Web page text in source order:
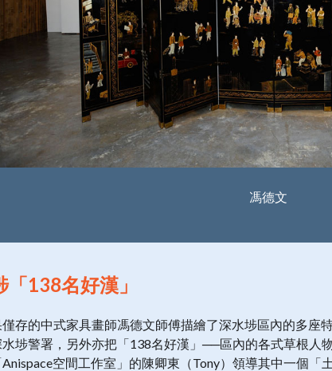
馮德文
「138名好漢」
存的中式家具畫師馮德文師傅描繪了深水埗區內的多座
埗警署，另外亦把「138名好漢」──區內的各式草根人
Anispace空間工作室」的陳卿東（Tony）領導其中一個「